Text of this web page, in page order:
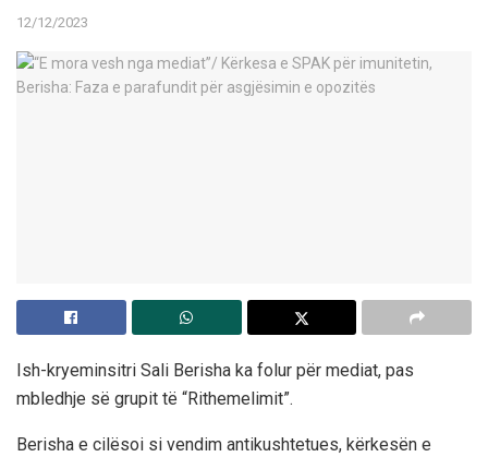
12/12/2023
Ish-kryeminsitri Sali Berisha ka folur për mediat, pas
mbledhje së grupit të “Rithemelimit”.
Berisha e cilësoi si vendim antikushtetues, kërkesën e